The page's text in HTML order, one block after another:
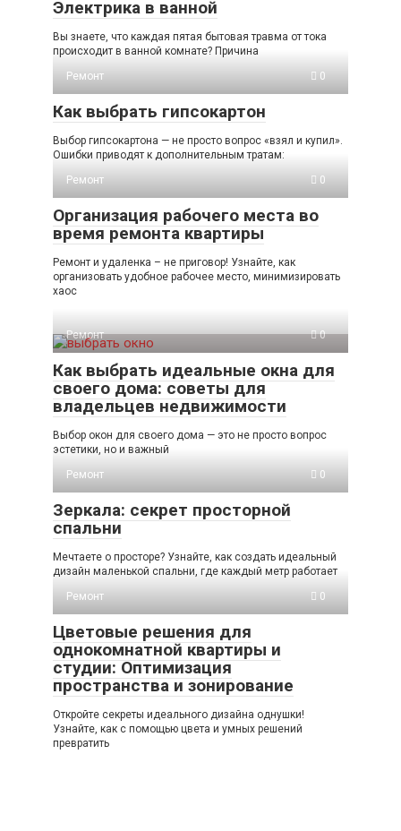
Электрика в ванной
Вы знаете, что каждая пятая бытовая травма от тока
происходит в ванной комнате? Причина
Ремонт
0
Как выбрать гипсокартон
Выбор гипсокартона — не просто вопрос «взял и купил».
Ошибки приводят к дополнительным тратам:
Ремонт
0
Организация рабочего места во
время ремонта квартиры
Ремонт и удаленка – не приговор! Узнайте, как
организовать удобное рабочее место, минимизировать
хаос
Ремонт 0
Как выбрать идеальные окна для
своего дома: советы для
владельцев недвижимости
Выбор окон для своего дома — это не просто вопрос
эстетики, но и важный
Ремонт
0
Зеркала: секрет просторной
спальни
Мечтаете о просторе? Узнайте, как создать идеальный
дизайн маленькой спальни, где каждый метр работает
Ремонт
0
Цветовые решения для
однокомнатной квартиры и
студии: Оптимизация
пространства и зонирование
Откройте секреты идеального дизайна однушки!
Узнайте, как с помощью цвета и умных решений
превратить